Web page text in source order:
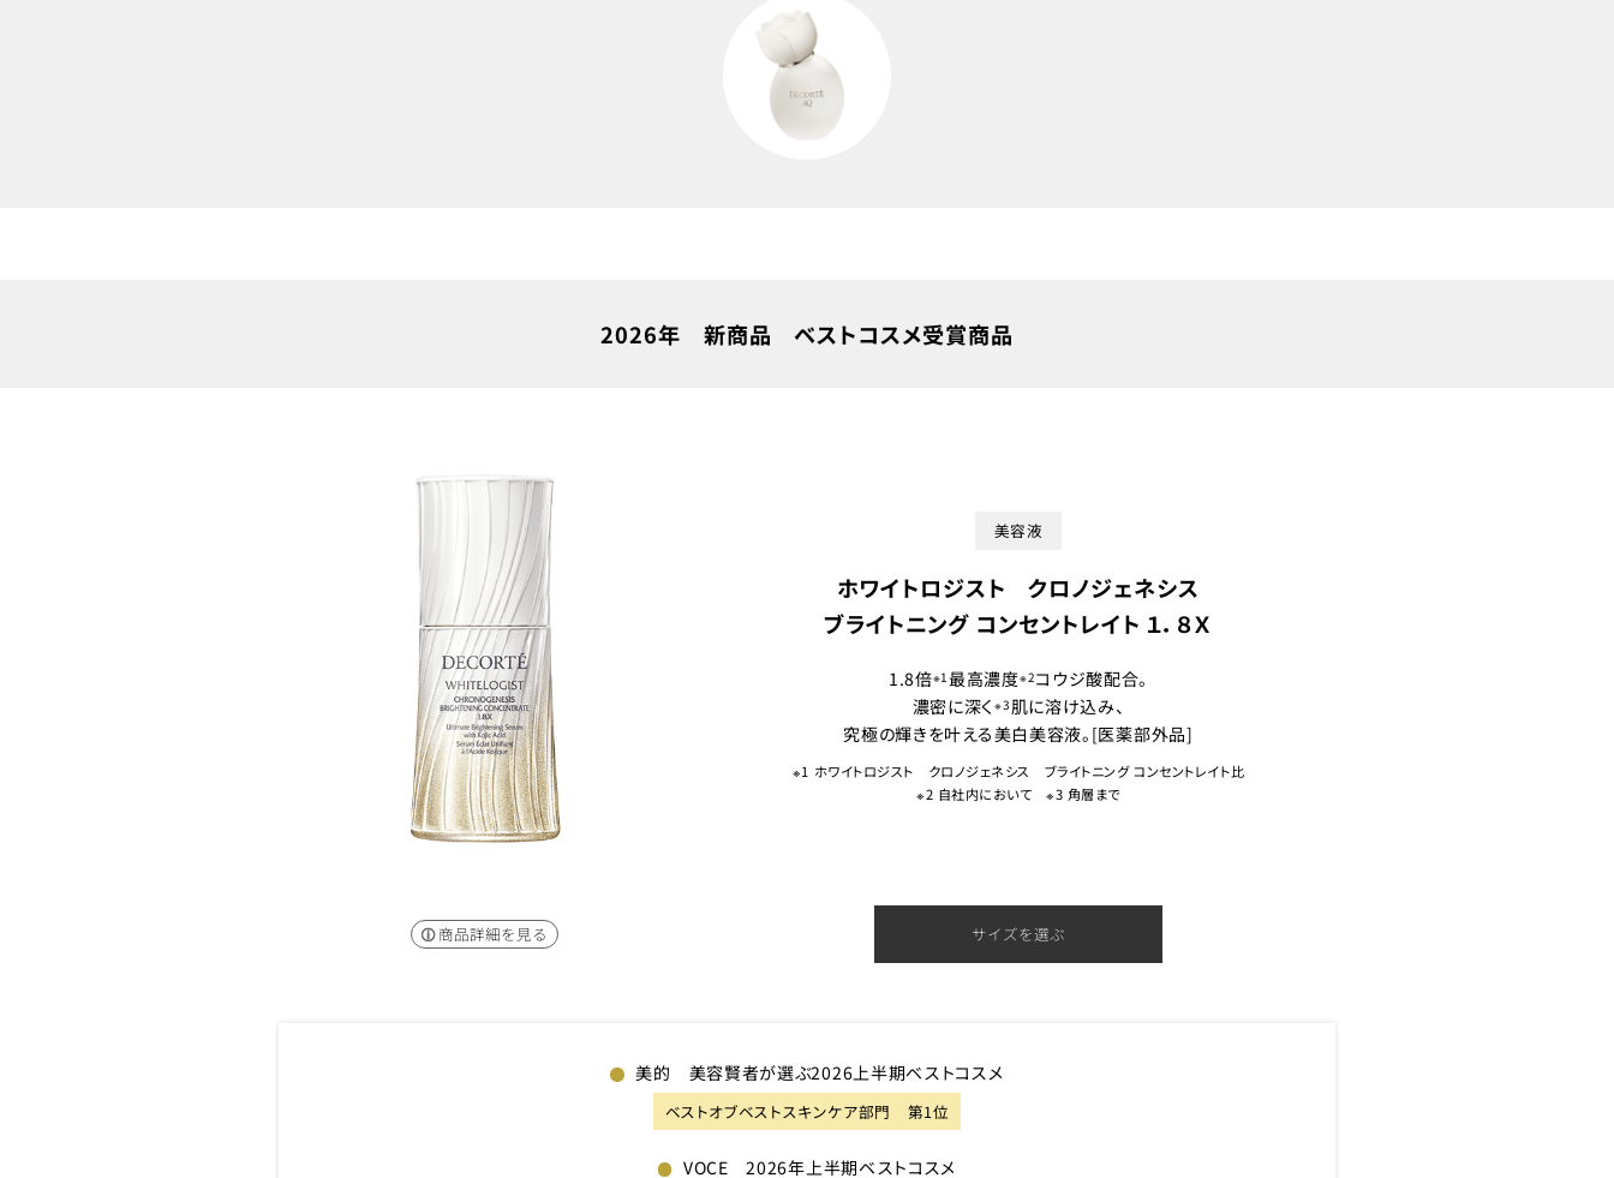
2026年 新商品 ベストコスメ受賞商品
美容液
ホワイトロジスト クロノジェネシス
ブライトニング コンセントレイト １．８Ｘ
1.8倍※1最高濃度※2コウジ酸配合。
濃密に深く※3 肌に溶け込み、
究極の輝きを叶える美白美容液。[医薬部外品]
※1 ホワイトロジスト クロノジェネシス ブライトニング コンセントレイト比
※2 自社内において ※3 角層まで
商品詳細を見る サイズを選ぶ
美的 美容賢者が選ぶ2026上半期ベストコスメ
ベストオブベストスキンケア部門 第1位
VOCE 2026年上半期ベストコスメ